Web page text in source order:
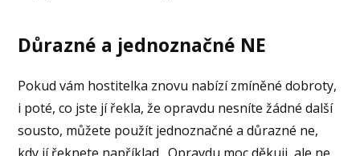
Důrazné a jednoznačné NE
Pokud vám hostitelka znovu nabízí zmíněné dobroty,
i poté, co jste jí řekla, že opravdu nesníte žádné další
sousto, můžete použít jednoznačné a důrazné ne,